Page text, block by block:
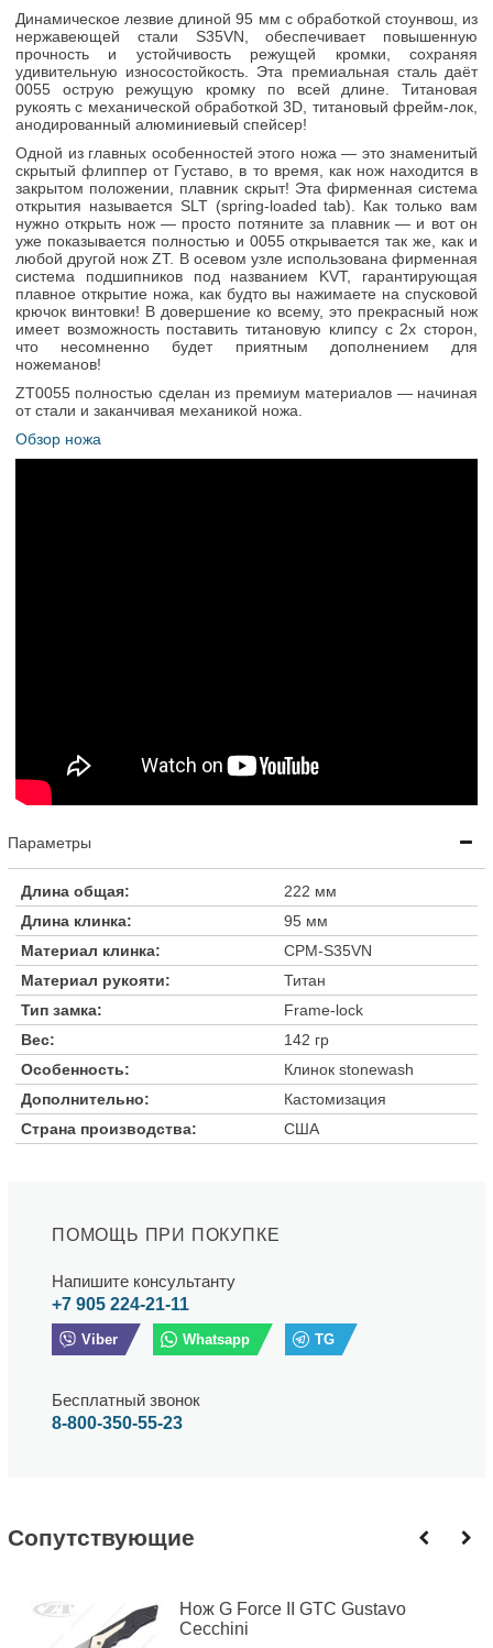
Динамическое лезвие длиной 95 мм с обработкой стоунвош, из
нержавеющей стали S35VN, обеспечивает повышенную
прочность и устойчивость режущей кромки, сохраняя
удивительную износостойкость. Эта премиальная сталь даёт
0055 острую режущую кромку по всей длине. Титановая
рукоять с механической обработкой 3D, титановый фрейм-лок,
анодированный алюминиевый спейсер!
Одной из главных особенностей этого ножа — это знаменитый
скрытый флиппер от Густаво, в то время, как нож находится в
закрытом положении, плавник скрыт! Эта фирменная система
открытия называется SLT (spring-loaded tab). Как только вам
нужно открыть нож — просто потяните за плавник — и вот он
уже показывается полностью и 0055 открывается так же, как и
любой другой нож ZT. В осевом узле использована фирменная
система подшипников под названием KVT, гарантирующая
плавное открытие ножа, как будто вы нажимаете на спусковой
крючок винтовки! В довершение ко всему, это прекрасный нож
имеет возможность поставить титановую клипсу с 2х сторон,
что несомненно будет приятным дополнением для
ножеманов!
ZT0055 полностью сделан из премиум материалов — начиная
от стали и заканчивая механикой ножа.
Обзор ножа
Параметры
Длина общая:
222 мм
Длина клинка:
95 мм
Материал клинка:
CPM-S35VN
Материал рукояти:
Титан
Тип замка:
Frame-lock
Вес:
142 гр
Особенность:
Клинок stonewash
Дополнительно:
Кастомизация
Страна производства:
США
ПОМОЩЬ ПРИ ПОКУПКЕ
Напишите консультанту
+7 905 224-21-11
Viber Whatsapp TG
Бесплатный звонок
8-800-350-55-23
Cопутствующие
Нож G Force II GTC Gustavo
Cecchini